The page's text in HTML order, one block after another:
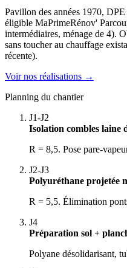
Pavillon des années 1970,
éligible MaPrimeRénov'
intermédiaires, ménage de 4).
sans toucher au chauffage
récente).
Voir nos réalisations →
Planning du chantier
J1-J2
Isolation combles laine
R = 8,5. Pose pare-
J2-J3
Polyuréthane projetée
R = 5,5. Élimination
J4
Préparation sol +
Polyane désolidarisant,